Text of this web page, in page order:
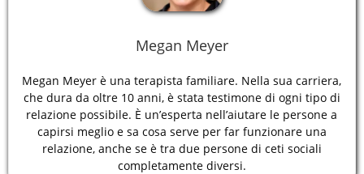
Megan Meyer
Megan Meyer è una terapista familiare. Nella sua carriera,
che dura da oltre 10 anni, è stata testimone di ogni tipo di
relazione possibile. È un’esperta nell’aiutare le persone a
capirsi meglio e sa cosa serve per far funzionare una
relazione, anche se è tra due persone di ceti sociali
completamente diversi.